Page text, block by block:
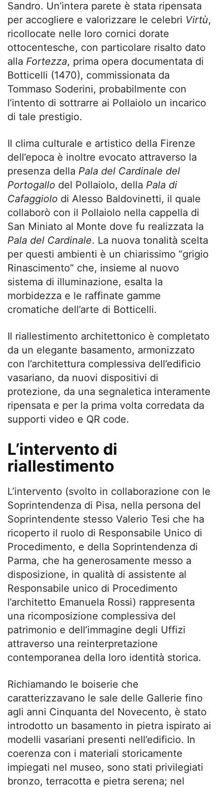
Sandro. Un’intera parete è stata ripensata
per accogliere e valorizzare le celebri Virtù,
ricollocate nelle loro cornici dorate
ottocentesche, con particolare risalto dato
alla Fortezza, prima opera documentata di
Botticelli (1470), commissionata da
Tommaso Soderini, probabilmente con
l’intento di sottrarre ai Pollaiolo un incarico
di tale prestigio.
Il clima culturale e artistico della Firenze
dell’epoca è inoltre evocato attraverso la
presenza della Pala del Cardinale del
Portogallo del Pollaiolo, della Pala di
Cafaggiolo di Alesso Baldovinetti, il quale
collaborò con il Pollaiolo nella cappella di
San Miniato al Monte dove fu realizzata la
Pala del Cardinale. La nuova tonalità scelta
per questi ambienti è un chiarissimo “grigio
Rinascimento” che, insieme al nuovo
sistema di illuminazione, esalta la
morbidezza e le raffinate gamme
cromatiche dell’arte di Botticelli.
Il riallestimento architettonico è completato
da un elegante basamento, armonizzato
con l’architettura complessiva dell’edificio
vasariano, da nuovi dispositivi di
protezione, da una segnaletica interamente
ripensata e per la prima volta corredata da
supporti video e QR code.
L’intervento di
riallestimento
L’intervento (svolto in collaborazione con le
Soprintendenza di Pisa, nella persona del
Soprintendente stesso Valerio Tesi che ha
ricoperto il ruolo di Responsabile Unico di
Procedimento, e della Soprintendenza di
Parma, che ha generosamente messo a
disposizione, in qualità di assistente al
Responsabile unico di Procedimento
l’architetto Emanuela Rossi) rappresenta
una ricomposizione complessiva del
patrimonio e dell’immagine degli Uffizi
attraverso una reinterpretazione
contemporanea della loro identità storica.
Richiamando le boiserie che
caratterizzavano le sale delle Gallerie fino
agli anni Cinquanta del Novecento, è stato
introdotto un basamento in pietra ispirato ai
modelli vasariani presenti nell’edificio. In
coerenza con i materiali storicamente
impiegati nel museo, sono stati privilegiati
bronzo, terracotta e pietra serena; nel